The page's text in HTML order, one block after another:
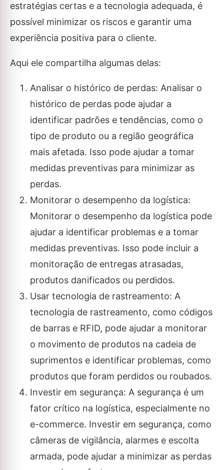
estratégias certas e a tecnologia adequada, é
possível minimizar os riscos e garantir uma
experiência positiva para o cliente.
Aqui ele compartilha algumas delas:
Analisar o histórico de perdas: Analisar o
histórico de perdas pode ajudar a
identificar padrões e tendências, como o
tipo de produto ou a região geográfica
mais afetada. Isso pode ajudar a tomar
medidas preventivas para minimizar as
perdas.
Monitorar o desempenho da logística:
Monitorar o desempenho da logística pode
ajudar a identificar problemas e a tomar
medidas preventivas. Isso pode incluir a
monitoração de entregas atrasadas,
produtos danificados ou perdidos.
Usar tecnologia de rastreamento: A
tecnologia de rastreamento, como códigos
de barras e RFID, pode ajudar a monitorar
o movimento de produtos na cadeia de
suprimentos e identificar problemas, como
produtos que foram perdidos ou roubados.
Investir em segurança: A segurança é um
fator crítico na logística, especialmente no
e-commerce. Investir em segurança, como
câmeras de vigilância, alarmes e escolta
armada, pode ajudar a minimizar as perdas